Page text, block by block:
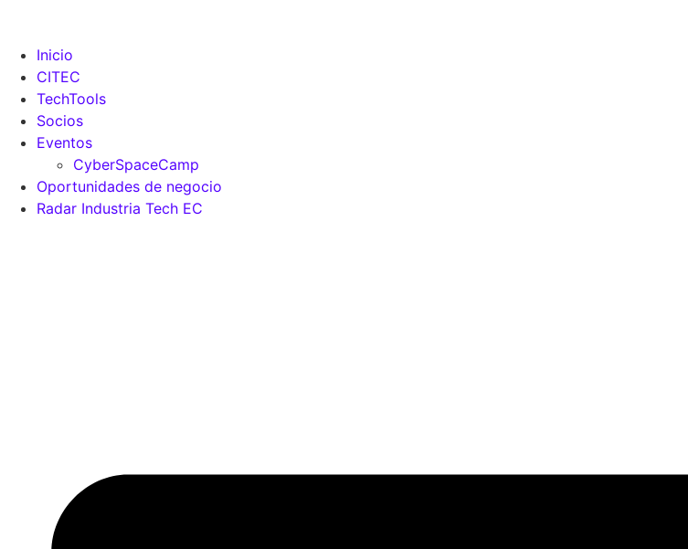
Inicio
CITEC
TechTools
Socios
Eventos
CyberSpaceCamp
Oportunidades de negocio
Radar Industria Tech EC